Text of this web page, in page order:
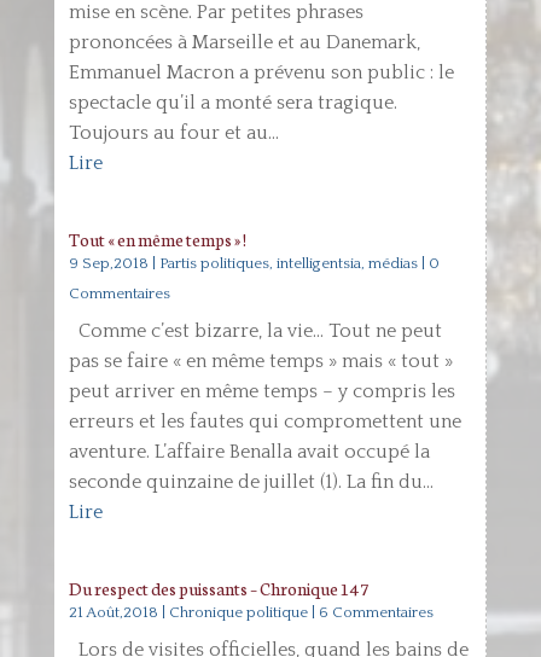
mise en scène. Par petites phrases
prononcées à Marseille et au Danemark,
Emmanuel Macron a prévenu son public : le
spectacle qu’il a monté sera tragique.
Toujours au four et au...
Lire
Tout « en même temps » !
9 Sep,2018 Partis politiques, intelligentsia, médias| 0
Commentaires
Comme c’est bizarre, la vie… Tout ne peut
pas se faire « en même temps » mais « tout »
peut arriver en même temps – y compris les
erreurs et les fautes qui compromettent une
aventure. L’affaire Benalla avait occupé la
seconde quinzaine de juillet (1). La fin du...
Lire
Du respect des puissants – Chronique 147
21 Août,2018 Chronique politique| 6 Commentaires
Lors de visites officielles, quand les bains de